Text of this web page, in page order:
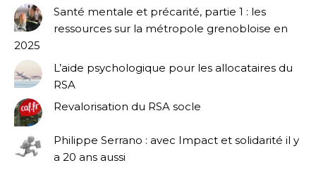
Santé mentale et précarité, partie 1 : les
ressources sur la métropole grenobloise en
2025
L’aide psychologique pour les allocataires du
RSA
Revalorisation du RSA socle
Philippe Serrano : avec Impact et solidarité il y
a 20 ans aussi